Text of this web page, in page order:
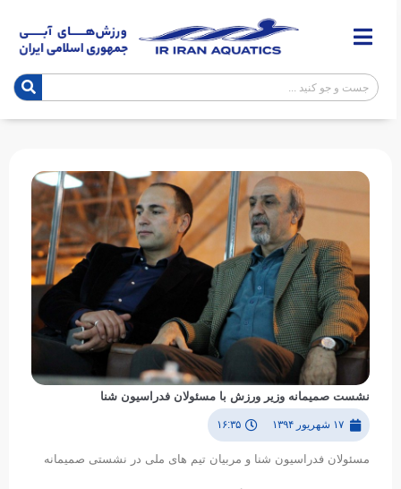
نشست صمیمانه وزیر ورزش با مسئولان فدراسیون شنا
۱۷ شهریور ۱۳۹۴ ۱۶:۳۵
مسئولان فدراسیون شنا و مربیان تیم های ملی در نشستی صمیمانه